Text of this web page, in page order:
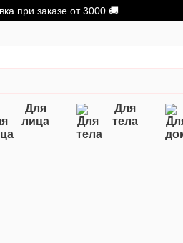
при заказе от 3000 🚚
Для
лица
Для
тела